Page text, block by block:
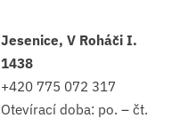
Jesenice, V Roháči I.
1438
+420 775 072 317
Otevírací doba: po. – čt.